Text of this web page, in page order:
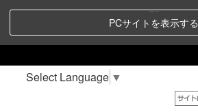
PCサイトを表示する
Select Language ▼